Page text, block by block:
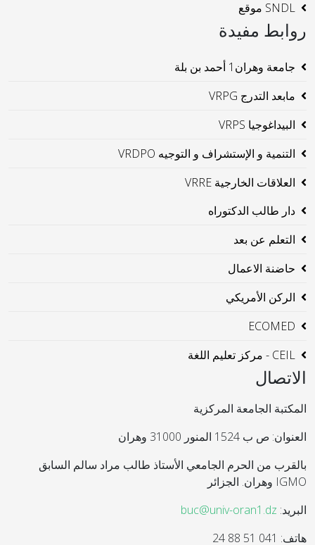
SNDL موقع
روابط مفيدة
جامعة وهران1 أحمد بن بلة
مابعد التدرج VRPG
البيداغوجيا VRPS
التنمية و الإستشراف و التوجيه VRDPO
العلاقات الخارجية VRRE
دار طالب الدكتوراه
التعلم عن بعد
حاضنة الاعمال
الركن الأمريكي
ECOMED
CEIL - مركز تعليم اللغة
الاتصال
المكتبة الجامعة المركزية
العنوان: ص ب 1524 المنور 31000 وهران
بالقرب من الحرم الجامعي الأستاذ طالب مراد سالم السابق
IGMO وهران. الجزائر
البريد: buc@univ-oran1.dz
هاتف: 041 51 88 24